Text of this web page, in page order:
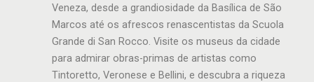
Veneza, desde a grandiosidade da Basílica de São
Marcos até os afrescos renascentistas da Scuola
Grande di San Rocco. Visite os museus da cidade
para admirar obras-primas de artistas como
Tintoretto, Veronese e Bellini, e descubra a riqueza